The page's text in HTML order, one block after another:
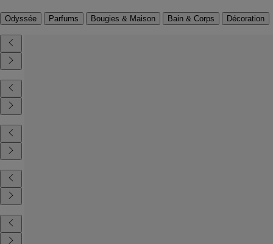
Odyssée Parfums Bougies & Maison Bain & Corps Décoration